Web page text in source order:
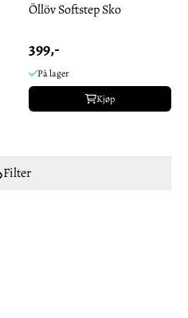
Öllöv Softstep Sko
399,-
På lager
Kjøp
Filter